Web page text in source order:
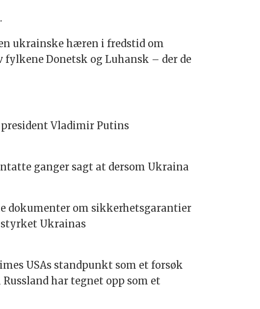
ukrainske hæren i fredstid om
fylkene Donetsk og Luhansk – der de
Vladimir Putins
ganger sagt at dersom Ukraina
dokumenter om sikkerhetsgarantier
styrket Ukrainas
USAs standpunkt som et forsøk
har tegnet opp som et